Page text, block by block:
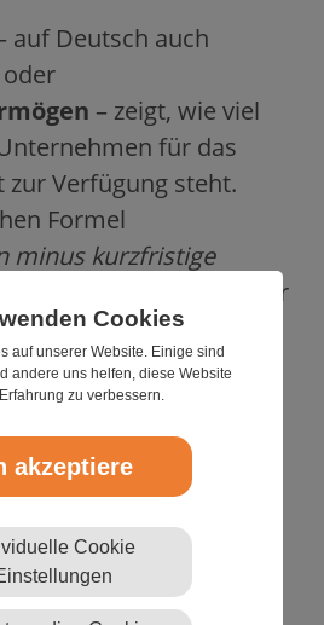
Cookies
auf unserer Website. Einige sind
andere uns helfen, diese Website
zu verbessern.
akzeptiere
Cookie
auf Deutsch auch
oder
– zeigt, wie viel
für das
zur Verfügung steht.
Formel
minus kurzfristige
steckt ein wirkungsvoller
Sicherheit und
gegenüber
Working Capital?
mit Factoring stärken
Capital